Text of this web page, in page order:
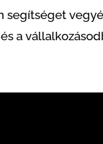
segítséget
a